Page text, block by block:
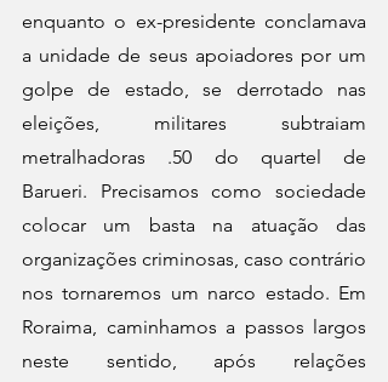
enquanto o ex-presidente conclamava
a unidade de seus apoiadores por um
golpe de estado, se derrotado nas
eleições, militares subtraiam
metralhadoras .50 do quartel de
Barueri. Precisamos como sociedade
colocar um basta na atuação das
organizações criminosas, caso contrário
nos tornaremos um narco estado. Em
Roraima, caminhamos a passos largos
neste sentido, após relações